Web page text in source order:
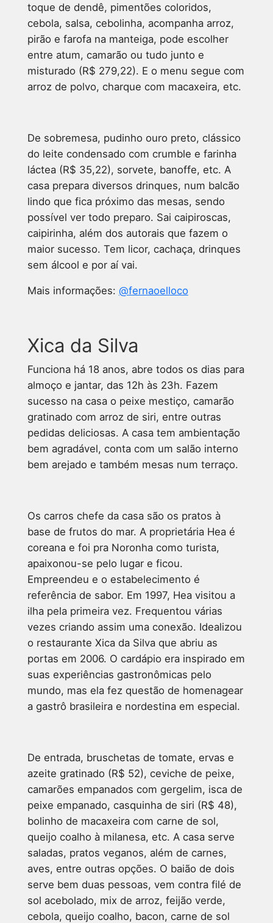
toque de dendê, pimentões coloridos,
cebola, salsa, cebolinha, acompanha arroz,
pirão e farofa na manteiga, pode escolher
entre atum, camarão ou tudo junto e
misturado (R$ 279,22). E o menu segue com
arroz de polvo, charque com macaxeira, etc.
De sobremesa, pudinho ouro preto, clássico
do leite condensado com crumble e farinha
láctea (R$ 35,22), sorvete, banoffe, etc. A
casa prepara diversos drinques, num balcão
lindo que fica próximo das mesas, sendo
possível ver todo preparo. Sai caipiroscas,
caipirinha, além dos autorais que fazem o
maior sucesso. Tem licor, cachaça, drinques
sem álcool e por aí vai.
Mais informações: @fernaoelloco
Xica da Silva
Funciona há 18 anos, abre todos os dias para
almoço e jantar, das 12h às 23h. Fazem
sucesso na casa o peixe mestiço, camarão
gratinado com arroz de siri, entre outras
pedidas deliciosas. A casa tem ambientação
bem agradável, conta com um salão interno
bem arejado e também mesas num terraço.
Os carros chefe da casa são os pratos à
base de frutos do mar. A proprietária Hea é
coreana e foi pra Noronha como turista,
apaixonou-se pelo lugar e ficou.
Empreendeu e o estabelecimento é
referência de sabor. Em 1997, Hea visitou a
ilha pela primeira vez. Frequentou várias
vezes criando assim uma conexão. Idealizou
o restaurante Xica da Silva que abriu as
portas em 2006. O cardápio era inspirado em
suas experiências gastronômicas pelo
mundo, mas ela fez questão de homenagear
a gastrô brasileira e nordestina em especial.
De entrada, bruschetas de tomate, ervas e
azeite gratinado (R$ 52), ceviche de peixe,
camarões empanados com gergelim, isca de
peixe empanado, casquinha de siri (R$ 48),
bolinho de macaxeira com carne de sol,
queijo coalho à milanesa, etc. A casa serve
saladas, pratos veganos, além de carnes,
aves, entre outras opções. O baião de dois
serve bem duas pessoas, vem contra filé de
sol acebolado, mix de arroz, feijão verde,
cebola, queijo coalho, bacon, carne de sol